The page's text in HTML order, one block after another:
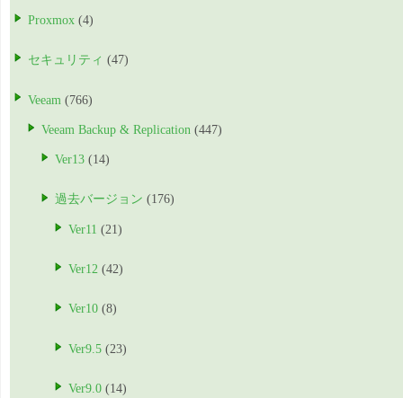
Proxmox (4)
セキュリティ (47)
Veeam (766)
Veeam Backup & Replication (447)
Ver13 (14)
過去バージョン (176)
Ver11 (21)
Ver12 (42)
Ver10 (8)
Ver9.5 (23)
Ver9.0 (14)